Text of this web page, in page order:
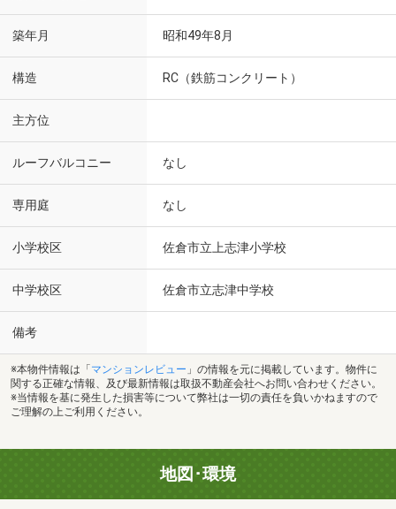
築年月 昭和49年8月
構造 RC（鉄筋コンクリート）
主方位
ルーフバルコニー なし
専用庭 なし
小学校区 佐倉市立上志津小学校
中学校区 佐倉市立志津中学校
備考
※本物件情報は「 マンションレビュー 」の情報を元に掲載しています。物件に
関する正確な情報、及び最新情報は取扱不動産会社へお問い合わせください。
※当情報を基に発生した損害等について弊社は一切の責任を負いかねますので
ご理解の上ご利用ください。
地図･環境